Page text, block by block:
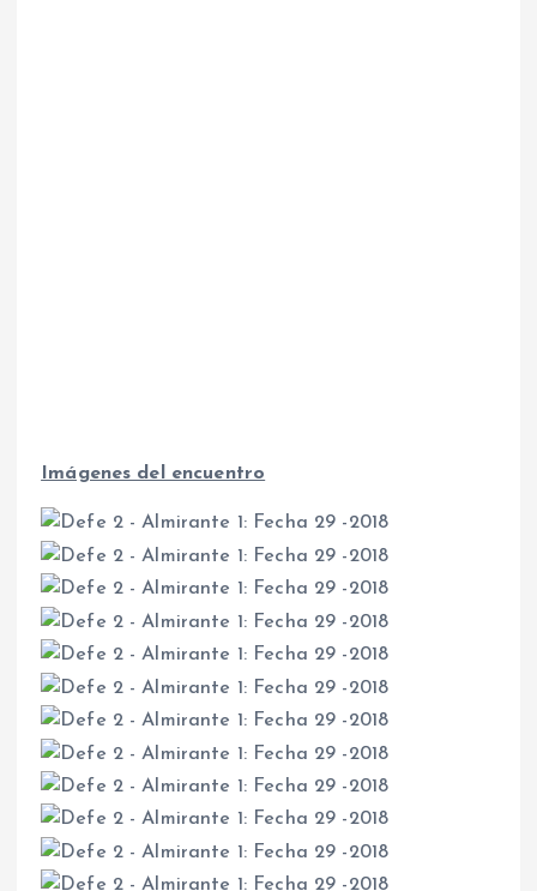
Imágenes del encuentro